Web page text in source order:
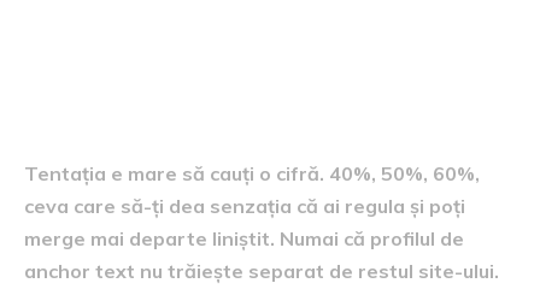
Tentația e mare să cauți o cifră. 40%, 50%, 60%,
ceva care să-ți dea senzația că ai regula și poți
merge mai departe liniștit. Numai că profilul de
anchor text nu trăiește separat de restul site-ului.